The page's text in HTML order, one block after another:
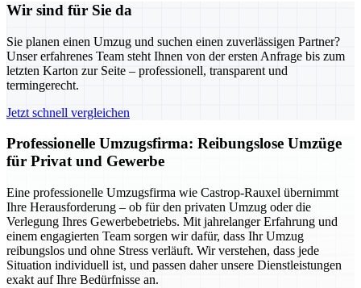
Wir sind für Sie da
Sie planen einen Umzug und suchen einen zuverlässigen Partner?
Unser erfahrenes Team steht Ihnen von der ersten Anfrage bis zum
letzten Karton zur Seite – professionell, transparent und
termingerecht.
Jetzt schnell vergleichen
Professionelle Umzugsfirma: Reibungslose Umzüge
für Privat und Gewerbe
Eine professionelle Umzugsfirma wie Castrop-Rauxel übernimmt
Ihre Herausforderung – ob für den privaten Umzug oder die
Verlegung Ihres Gewerbebetriebs. Mit jahrelanger Erfahrung und
einem engagierten Team sorgen wir dafür, dass Ihr Umzug
reibungslos und ohne Stress verläuft. Wir verstehen, dass jede
Situation individuell ist, und passen daher unsere Dienstleistungen
exakt auf Ihre Bedürfnisse an.